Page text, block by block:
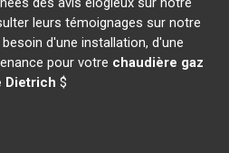
leurs témoignages sur notre
d'une installation, d'une
pour votre chaudière gaz
Dietrich $